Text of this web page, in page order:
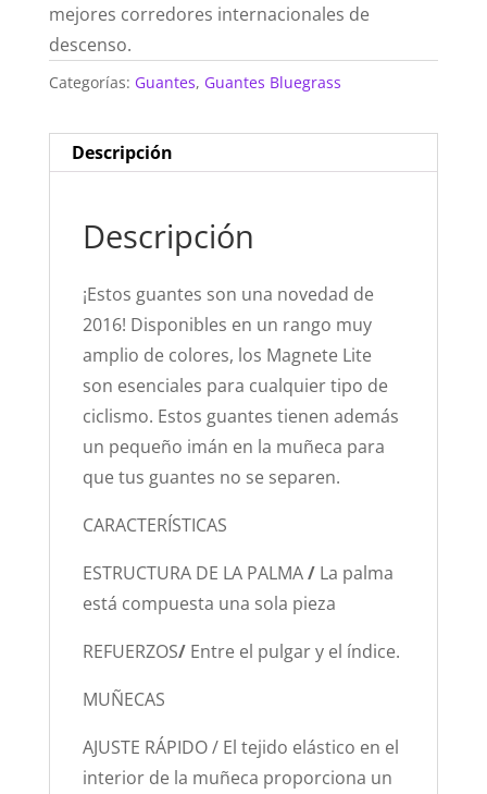
mejores corredores internacionales de
descenso.
Categorías: Guantes, Guantes Bluegrass
Descripción
Descripción
¡Estos guantes son una novedad de
2016! Disponibles en un rango muy
amplio de colores, los Magnete Lite
son esenciales para cualquier tipo de
ciclismo. Estos guantes tienen además
un pequeño imán en la muñeca para
que tus guantes no se separen.
CARACTERÍSTICAS
ESTRUCTURA DE LA PALMA/ La palma
está compuesta una sola pieza
REFUERZOS/ Entre el pulgar y el índice.
MUÑECAS
AJUSTE RÁPIDO / El tejido elástico en el
interior de la muñeca proporciona un